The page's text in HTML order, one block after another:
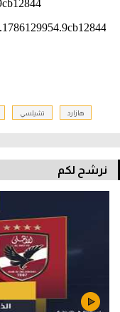
هازارد تشيلسي
نرشح لكم